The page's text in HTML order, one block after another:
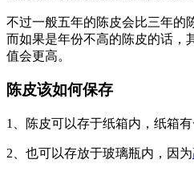
不过一般五年的陈皮会比三年的
而如果是年份不高的陈皮的话，
值会更高。
陈皮该如何保存
1、陈皮可以存于纸箱内，纸箱
2、也可以存放于玻璃瓶内，因为